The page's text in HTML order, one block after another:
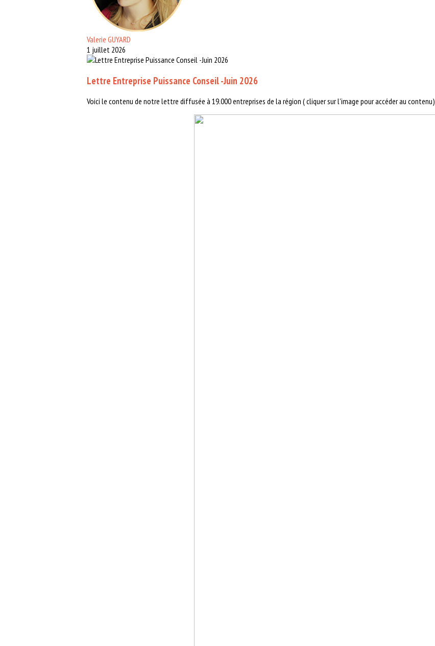
Valerie GUYARD
1 juillet 2026
Lettre Entreprise Puissance Conseil -Juin 2026
Voici le contenu de notre lettre diffusée à 19.000 entreprises de la région ( cliquer sur l'image pour accéder au contenu)